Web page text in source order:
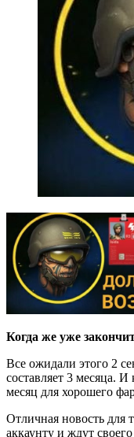
Когда же уже
Все ожидали этого 2
составляет 3 месяца. И
месяц для хорошего
Отличная новость для
аккаунту и ждут